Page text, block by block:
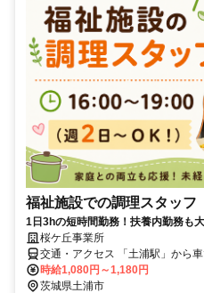
福祉施設での調理スタッフ
1日3hの短時間勤務！扶養内勤務も大
桜ケ丘事業所
交通・アクセス 「土浦駅」から
時給1,080円～1,180円
茨城県土浦市